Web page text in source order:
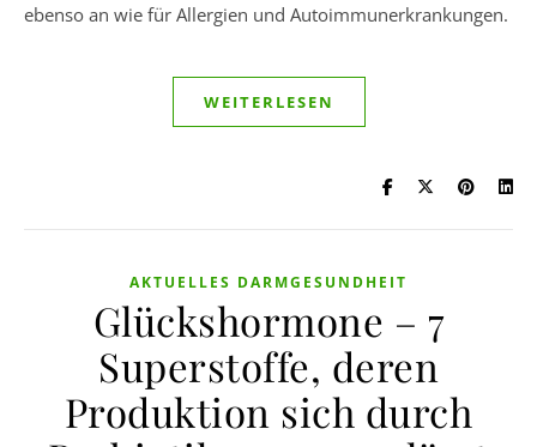
ebenso an wie für Allergien und Autoimmunerkrankungen.
WEITERLESEN
AKTUELLES DARMGESUNDHEIT
Glückshormone – 7
Superstoffe, deren
Produktion sich durch